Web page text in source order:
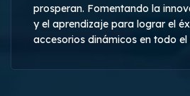
prosperan. Fomentando la
y el aprendizaje para lograr el
accesorios dinámicos en todo el